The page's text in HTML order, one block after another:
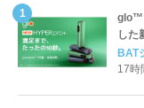
glo™
した
17日
BAT
17時